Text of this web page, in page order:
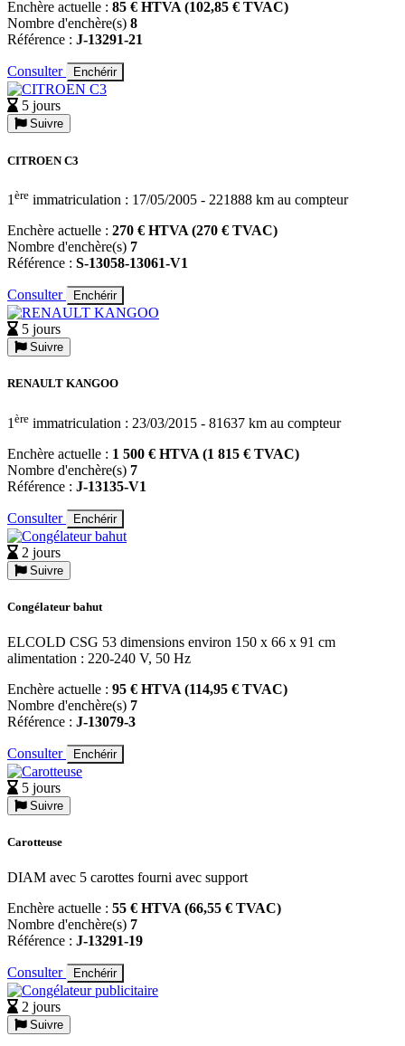
Enchère actuelle : 85 € HTVA (102,85 € TVAC)
Nombre d'enchère(s) 8
Référence : J-13291-21
Consulter Enchérir
5 jours
Suivre
CITROEN C3
1 ère immatriculation : 17/05/2005 - 221888 km au compteur
Enchère actuelle : 270 € HTVA (270 € TVAC)
Nombre d'enchère(s) 7
Référence : S-13058-13061-V1
Consulter Enchérir
5 jours
Suivre
RENAULT KANGOO
1 ère immatriculation : 23/03/2015 - 81637 km au compteur
Enchère actuelle : 1 500 € HTVA (1 815 € TVAC)
Nombre d'enchère(s) 7
Référence : J-13135-V1
Consulter Enchérir
2 jours
Suivre
Congélateur bahut
ELCOLD CSG 53 dimensions environ 150 x 66 x 91 cm
alimentation : 220-240 V, 50 Hz
Enchère actuelle : 95 € HTVA (114,95 € TVAC)
Nombre d'enchère(s) 7
Référence : J-13079-3
Consulter Enchérir
5 jours
Suivre
Carotteuse
DIAM avec 5 carottes fourni avec support
Enchère actuelle : 55 € HTVA (66,55 € TVAC)
Nombre d'enchère(s) 7
Référence : J-13291-19
Consulter Enchérir
2 jours
Suivre